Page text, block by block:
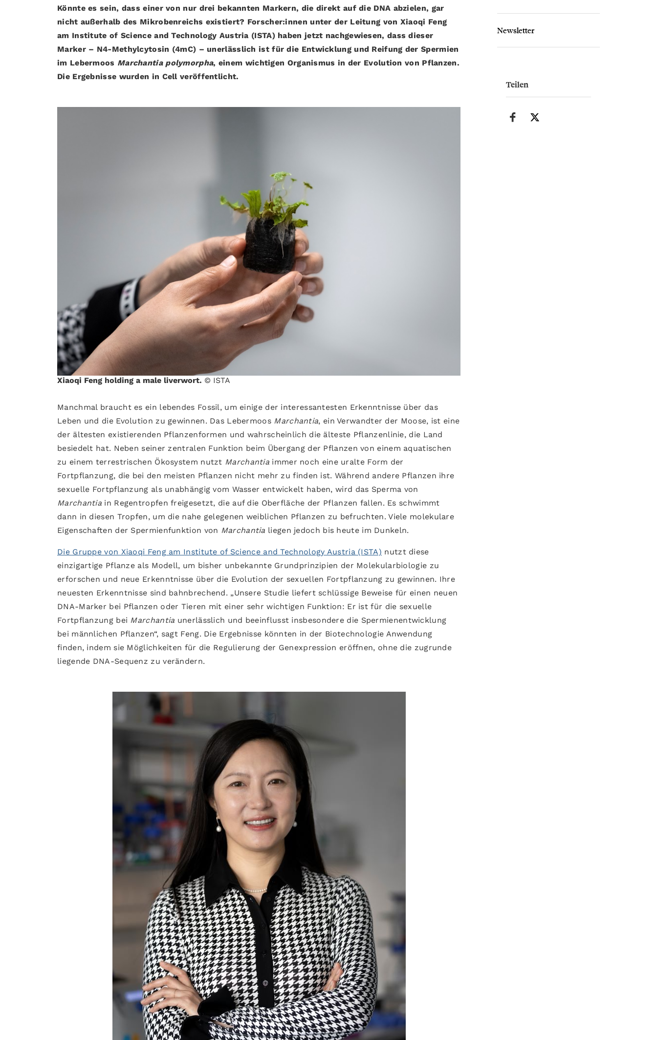
Könnte es sein, dass einer von nur drei bekannten Markern, die direkt auf die DNA abzielen, gar
nicht außerhalb des Mikrobenreichs existiert? Forscher:innen unter der Leitung von Xiaoqi Feng
am Institute of Science and Technology Austria (ISTA) haben jetzt nachgewiesen, dass dieser
Marker – N4-Methylcytosin (4mC) – unerlässlich ist für die Entwicklung und Reifung der Spermien
im Lebermoos Marchantia polymorpha, einem wichtigen Organismus in der Evolution von Pflanzen.
Die Ergebnisse wurden in Cell veröffentlicht.
Xiaoqi Feng holding a male liverwort. © ISTA
Manchmal braucht es ein lebendes Fossil, um einige der interessantesten Erkenntnisse über das
Leben und die Evolution zu gewinnen. Das Lebermoos Marchantia, ein Verwandter der Moose, ist eine
der ältesten existierenden Pflanzenformen und wahrscheinlich die älteste Pflanzenlinie, die Land
besiedelt hat. Neben seiner zentralen Funktion beim Übergang der Pflanzen von einem aquatischen
zu einem terrestrischen Ökosystem nutzt Marchantia immer noch eine uralte Form der
Fortpflanzung, die bei den meisten Pflanzen nicht mehr zu finden ist. Während andere Pflanzen ihre
sexuelle Fortpflanzung als unabhängig vom Wasser entwickelt haben, wird das Sperma von
Marchantia in Regentropfen freigesetzt, die auf die Oberfläche der Pflanzen fallen. Es schwimmt
dann in diesen Tropfen, um die nahe gelegenen weiblichen Pflanzen zu befruchten. Viele molekulare
Eigenschaften der Spermienfunktion von Marchantia liegen jedoch bis heute im Dunkeln.
Die Gruppe von Xiaoqi Feng am Institute of Science and Technology Austria (ISTA) nutzt diese
einzigartige Pflanze als Modell, um bisher unbekannte Grundprinzipien der Molekularbiologie zu
erforschen und neue Erkenntnisse über die Evolution der sexuellen Fortpflanzung zu gewinnen. Ihre
neuesten Erkenntnisse sind bahnbrechend. „Unsere Studie liefert schlüssige Beweise für einen neuen
DNA-Marker bei Pflanzen oder Tieren mit einer sehr wichtigen Funktion: Er ist für die sexuelle
Fortpflanzung bei Marchantia unerlässlich und beeinflusst insbesondere die Spermienentwicklung
bei männlichen Pflanzen“, sagt Feng. Die Ergebnisse könnten in der Biotechnologie Anwendung
finden, indem sie Möglichkeiten für die Regulierung der Genexpression eröffnen, ohne die zugrunde
liegende DNA-Sequenz zu verändern.
Newsletter
Teilen